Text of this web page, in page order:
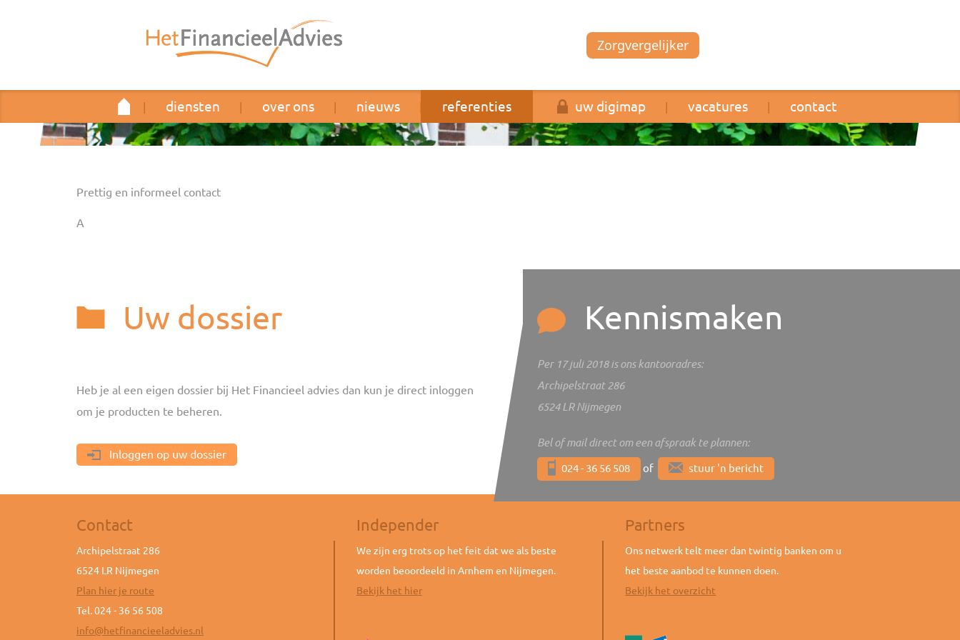
Zorgvergelijker
diensten over ons nieuws referenties uw digimap vacatures contact
Prettig en informeel contact
A
Uw dossier
Heb je al een eigen dossier bij Het Financieel advies dan kun je direct inloggen
om je producten te beheren.
Inloggen op uw dossier
Kennismaken
Per 17 juli 2018 is ons kantooradres:
Archipelstraat 286
6524 LR Nijmegen
Bel of mail direct om een afspraak te plannen:
024 - 36 56 508 of stuur 'n bericht
Contact
Archipelstraat 286
6524 LR Nijmegen
Plan hier je route
Tel. 024 - 36 56 508
info@hetfinancieeladvies.nl
Independer
We zijn erg trots op het feit dat we als beste
worden beoordeeld in Arnhem en Nijmegen.
Bekijk het hier
Partners
Ons netwerk telt meer dan twintig banken om u
het beste aanbod te kunnen doen.
Bekijk het overzicht